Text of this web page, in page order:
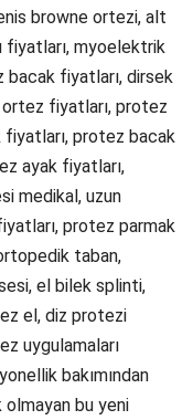
browne ortezi, alt
myoelektrik
bacak fiyatları, dirsek
fiyatları, protez
protez bacak
ayak fiyatları,
medikal, uzun
protez parmak
taban,
el bilek splinti,
el, diz protezi
uygulamaları
bakımından
olmayan bu yeni